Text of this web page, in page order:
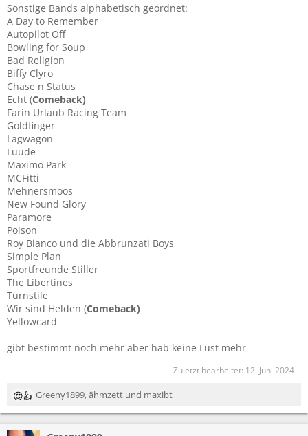
Sonstige Bands alphabetisch geordnet:
A Day to Remember
Autopilot Off
Bowling for Soup
Bad Religion
Biffy Clyro
Chase n Status
Echt (Comeback)
Farin Urlaub Racing Team
Goldfinger
Lagwagon
Luude
Maximo Park
MCFitti
Mehnersmoos
New Found Glory
Paramore
Poison
Roy Bianco und die Abbrunzati Boys
Simple Plan
Sportfreunde Stiller
The Libertines
Turnstile
Wir sind Helden (Comeback)
Yellowcard
gibt bestimmt noch mehr aber hab keine Lust mehr
Zuletzt bearbeitet: 12. Juni 2024
R
e
Greeny1899,ähmzett und maxibt